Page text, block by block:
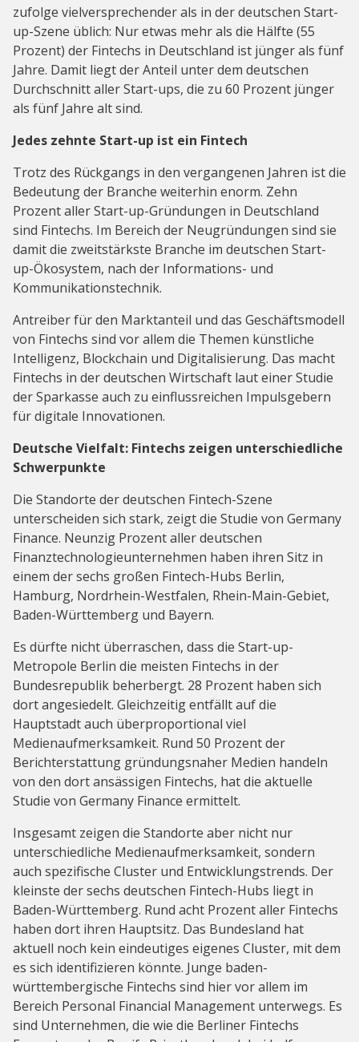
zufolge vielversprechender als in der deutschen Start-
up-Szene üblich: Nur etwas mehr als die Hälfte (55
Prozent) der Fintechs in Deutschland ist jünger als fünf
Jahre. Damit liegt der Anteil unter dem deutschen
Durchschnitt aller Start-ups, die zu 60 Prozent jünger
als fünf Jahre alt sind.
Jedes zehnte Start-up ist ein Fintech
Trotz des Rückgangs in den vergangenen Jahren ist die
Bedeutung der Branche weiterhin enorm. Zehn
Prozent aller Start-up-Gründungen in Deutschland
sind Fintechs. Im Bereich der Neugründungen sind sie
damit die zweitstärkste Branche im deutschen Start-
up-Ökosystem, nach der Informations- und
Kommunikationstechnik.
Antreiber für den Marktanteil und das Geschäftsmodell
von Fintechs sind vor allem die Themen künstliche
Intelligenz, Blockchain und Digitalisierung. Das macht
Fintechs in der deutschen Wirtschaft laut einer Studie
der Sparkasse auch zu einflussreichen Impulsgebern
für digitale Innovationen.
Deutsche Vielfalt: Fintechs zeigen unterschiedliche
Schwerpunkte
Die Standorte der deutschen Fintech-Szene
unterscheiden sich stark, zeigt die Studie von Germany
Finance. Neunzig Prozent aller deutschen
Finanztechnologieunternehmen haben ihren Sitz in
einem der sechs großen Fintech-Hubs Berlin,
Hamburg, Nordrhein-Westfalen, Rhein-Main-Gebiet,
Baden-Württemberg und Bayern.
Es dürfte nicht überraschen, dass die Start-up-
Metropole Berlin die meisten Fintechs in der
Bundesrepublik beherbergt. 28 Prozent haben sich
dort angesiedelt. Gleichzeitig entfällt auf die
Hauptstadt auch überproportional viel
Medienaufmerksamkeit. Rund 50 Prozent der
Berichterstattung gründungsnaher Medien handeln
von den dort ansässigen Fintechs, hat die aktuelle
Studie von Germany Finance ermittelt.
Insgesamt zeigen die Standorte aber nicht nur
unterschiedliche Medienaufmerksamkeit, sondern
auch spezifische Cluster und Entwicklungstrends. Der
kleinste der sechs deutschen Fintech-Hubs liegt in
Baden-Württemberg. Rund acht Prozent aller Fintechs
haben dort ihren Hauptsitz. Das Bundesland hat
aktuell noch kein eindeutiges eigenes Cluster, mit dem
es sich identifizieren könnte. Junge baden-
württembergische Fintechs sind hier vor allem im
Bereich Personal Financial Management unterwegs. Es
sind Unternehmen, die wie die Berliner Fintechs